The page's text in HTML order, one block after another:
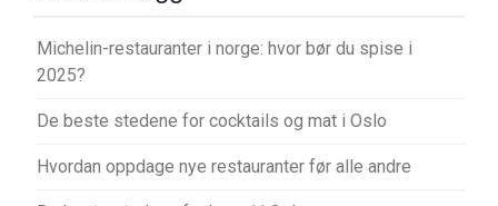
Michelin-restauranter i norge: hvor bør du spise i
2025?
De beste stedene for cocktails og mat i Oslo
Hvordan oppdage nye restauranter før alle andre